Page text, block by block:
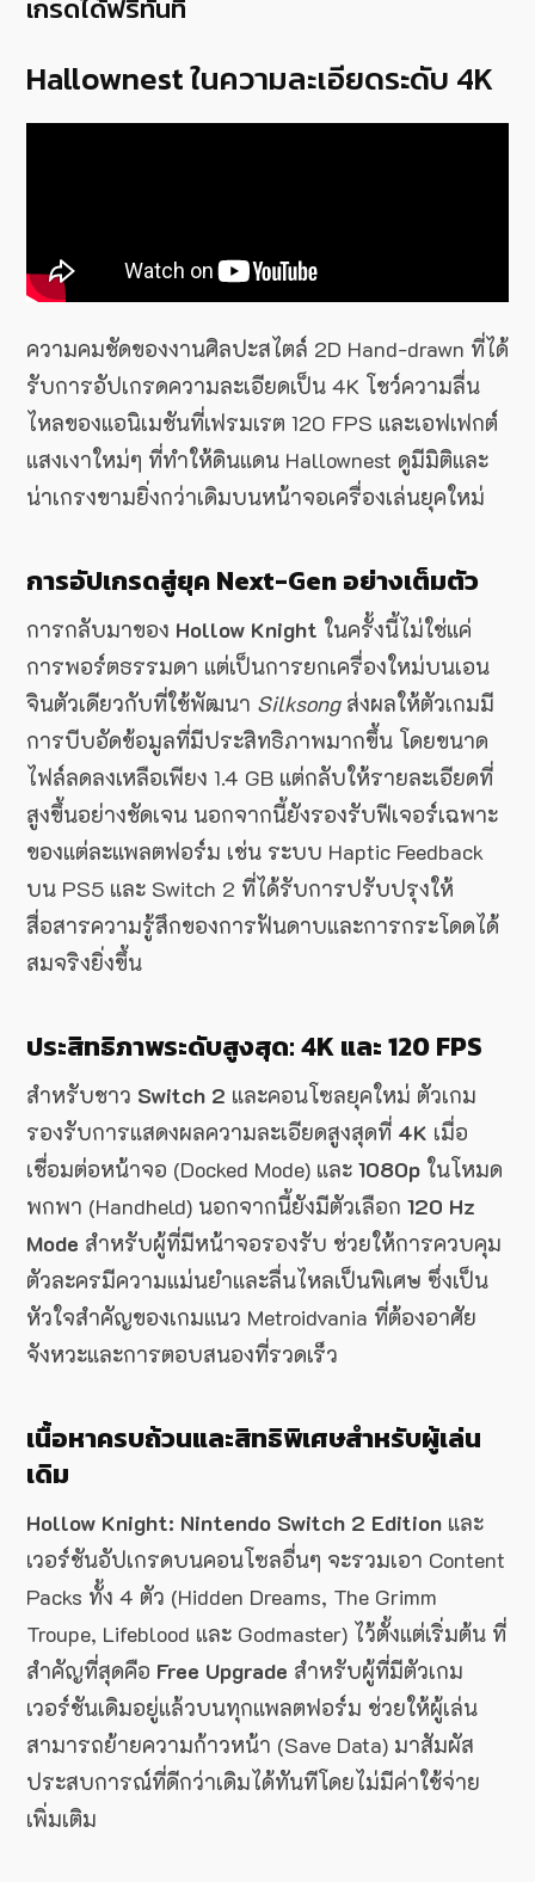
เกรดได้ฟรีทันที
Hallownest ในความละเอียดระดับ 4K
ความคมชัดของงานศิลปะสไตล์ 2D Hand-drawn ที่ได้
รับการอัปเกรดความละเอียดเป็น 4K โชว์ความลื่น
ไหลของแอนิเมชันที่เฟรมเรต 120 FPS และเอฟเฟกต์
แสงเงาใหม่ๆ ที่ทำให้ดินแดน Hallownest ดูมีมิติและ
น่าเกรงขามยิ่งกว่าเดิมบนหน้าจอเครื่องเล่นยุคใหม่
การอัปเกรดสู่ยุค Next-Gen อย่างเต็มตัว
การกลับมาของ Hollow Knight ในครั้งนี้ไม่ใช่แค่
การพอร์ตธรรมดา แต่เป็นการยกเครื่องใหม่บนเอน
จินตัวเดียวกับที่ใช้พัฒนา Silksongส่งผลให้ตัวเกมมี
การบีบอัดข้อมูลที่มีประสิทธิภาพมากขึ้น โดยขนาด
ไฟล์ลดลงเหลือเพียง 1.4 GB แต่กลับให้รายละเอียดที่
สูงขึ้นอย่างชัดเจน นอกจากนี้ยังรองรับฟีเจอร์เฉพาะ
ของแต่ละแพลตฟอร์ม เช่น ระบบ Haptic Feedback
บน PS5 และ Switch 2 ที่ได้รับการปรับปรุงให้
สื่อสารความรู้สึกของการฟันดาบและการกระโดดได้
สมจริงยิ่งขึ้น
ประสิทธิภาพระดับสูงสุด: 4K และ 120 FPS
สำหรับชาว Switch 2 และคอนโซลยุคใหม่ ตัวเกม
รองรับการแสดงผลความละเอียดสูงสุดที่ 4K เมื่อ
เชื่อมต่อหน้าจอ (Docked Mode) และ 1080p ในโหมด
พกพา (Handheld) นอกจากนี้ยังมีตัวเลือก 120 Hz
Mode สำหรับผู้ที่มีหน้าจอรองรับ ช่วยให้การควบคุม
ตัวละครมีความแม่นยำและลื่นไหลเป็นพิเศษ ซึ่งเป็น
หัวใจสำคัญของเกมแนว Metroidvania ที่ต้องอาศัย
จังหวะและการตอบสนองที่รวดเร็ว
เนื้อหาครบถ้วนและสิทธิพิเศษสำหรับผู้เล่น
เดิม
Hollow Knight: Nintendo Switch 2 Edition และ
เวอร์ชันอัปเกรดบนคอนโซลอื่นๆ จะรวมเอา Content
Packs ทั้ง 4 ตัว (Hidden Dreams, The Grimm
Troupe, Lifeblood และ Godmaster) ไว้ตั้งแต่เริ่มต้น ที่
สำคัญที่สุดคือ Free Upgrade สำหรับผู้ที่มีตัวเกม
เวอร์ชันเดิมอยู่แล้วบนทุกแพลตฟอร์ม ช่วยให้ผู้เล่น
สามารถย้ายความก้าวหน้า (Save Data) มาสัมผัส
ประสบการณ์ที่ดีกว่าเดิมได้ทันทีโดยไม่มีค่าใช้จ่าย
เพิ่มเติม